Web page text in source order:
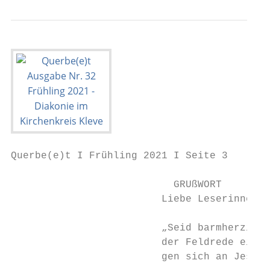
Querbe(e)t I Frühling 2021 I Seite 3
                           GRUßWORT
Liebe Leserinnen
„Seid
der Feldrede
gen sich an